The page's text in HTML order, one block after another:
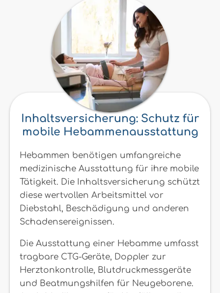
Inhaltsversicherung: Schutz für
mobile Hebammenausstattung
Hebammen benötigen umfangreiche
medizinische Ausstattung für ihre mobile
Tätigkeit. Die Inhaltsversicherung schützt
diese wertvollen Arbeitsmittel vor
Diebstahl, Beschädigung und anderen
Schadensereignissen.
Die Ausstattung einer Hebamme umfasst
tragbare CTG-Geräte, Doppler zur
Herztonkontrolle, Blutdruckmessgeräte
und Beatmungshilfen für Neugeborene.